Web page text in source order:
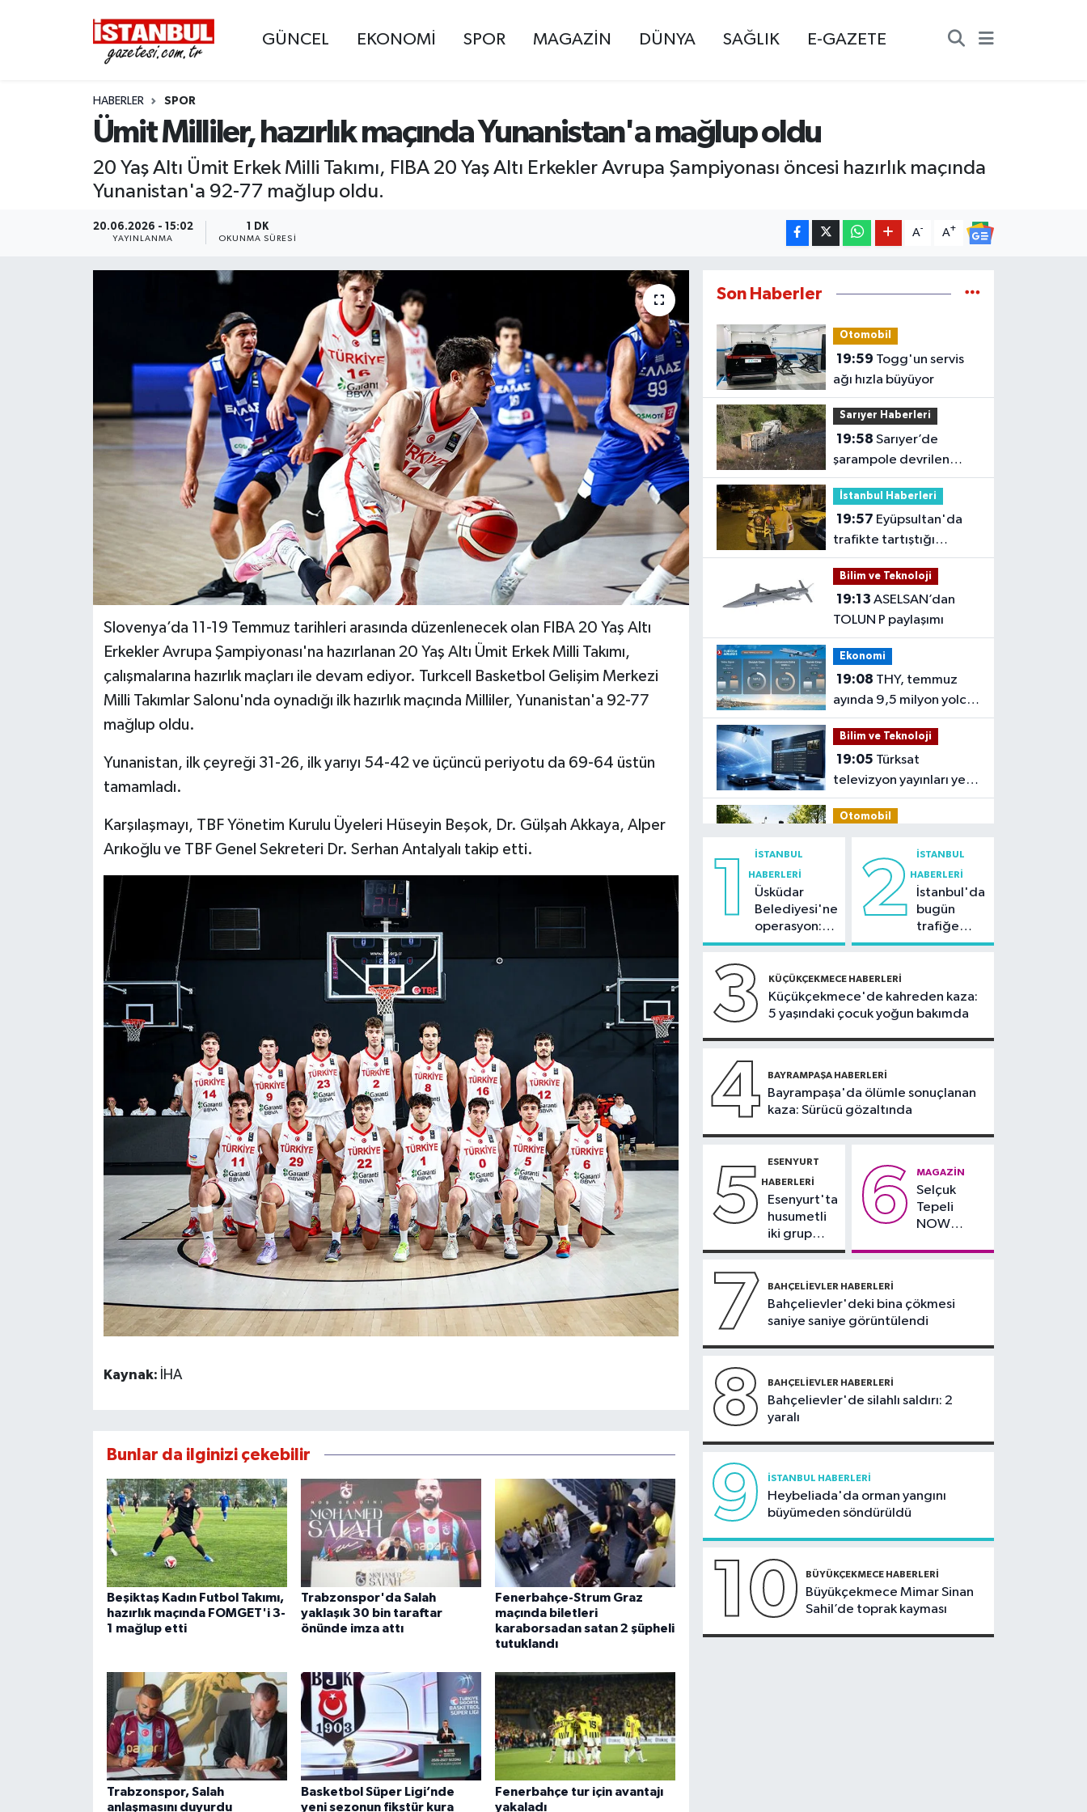
GÜNCEL EKONOMİ SPOR MAGAZİN DÜNYA SAĞLIK E-GAZETE
HABERLER SPOR
Ümit Milliler, hazırlık maçında Yunanistan'a mağlup oldu
20 Yaş Altı Ümit Erkek Milli Takımı, FIBA 20 Yaş Altı Erkekler Avrupa Şampiyonası öncesi hazırlık maçında
Yunanistan'a 92-77 mağlup oldu.
20.06.2026 - 15:02
YAYINLANMA
1 DK
OKUNMA SÜRESI
A- A+
Slovenya’da 11-19 Temmuz tarihleri arasında düzenlenecek olan FIBA 20 Yaş Altı
Erkekler Avrupa Şampiyonası'na hazırlanan 20 Yaş Altı Ümit Erkek Milli Takımı,
çalışmalarına hazırlık maçları ile devam ediyor. Turkcell Basketbol Gelişim Merkezi
Milli Takımlar Salonu'nda oynadığı ilk hazırlık maçında Milliler, Yunanistan'a 92-77
mağlup oldu.
Yunanistan, ilk çeyreği 31-26, ilk yarıyı 54-42 ve üçüncü periyotu da 69-64 üstün
tamamladı.
Karşılaşmayı, TBF Yönetim Kurulu Üyeleri Hüseyin Beşok, Dr. Gülşah Akkaya, Alper
Arıkoğlu ve TBF Genel Sekreteri Dr. Serhan Antalyalı takip etti.
Kaynak: İHA
Bunlar da ilginizi çekebilir
Beşiktaş Kadın Futbol Takımı,
hazırlık maçında FOMGET'i 3-
1 mağlup etti
Trabzonspor'da Salah
yaklaşık 30 bin taraftar
önünde imza attı
Fenerbahçe-Strum Graz
maçında biletleri
karaborsadan satan 2 şüpheli
tutuklandı
Trabzonspor, Salah
anlaşmasını duyurdu
Basketbol Süper Ligi’nde
yeni sezonun fikstür kura
Fenerbahçe tur için avantajı
yakaladı
Son Haberler
Otomobil
19:59
ağı hızla büyüyor
Sarıyer Haberleri
19:58
şarampole devrilen
hafriyat kamyonunun
şoförü yaralandı
İstanbul Haberleri
19:57
trafikte tartıştığı
sürücünün önünü kesip
tehdit eden saldırgana
180 bin lira ceza
Bilim ve Teknoloji
19:13
TOLUN P paylaşımı
Ekonomi
19:08
ayında 9,5 milyon yolcu
taşıdı
Bilim ve Teknoloji
19:05
televizyon yayınları yeni
nesil uydulara taşınıyor
Otomobil
deneyimi denize
taşınacak
Güncel
19:00'Çerçeve yasa'
teklifi komisyonda
Spor
18:59Hamza Yerlikaya:
2028 Olimpiyatları'nda
modern pentatlonda
edeceğiz
18:44Kireçburnu Sahili
Antalya plajlarını
aratmadı
1 İSTANBUL
HABERLERI
Üsküdar
Belediyesi'ne
operasyon:
Sinem
tutuklama
talebi
2 İSTANBUL
HABERLERI
İstanbul'da
bugün
trafiğe
dikkat:
bazı yollar
kapatılacak
3 KÜÇÜKÇEKMECE HABERLERI
Küçükçekmece'de kahreden kaza:
5 yaşındaki çocuk yoğun bakımda
4 BAYRAMPAŞA HABERLERI
Bayrampaşa'da ölümle sonuçlanan
kaza: Sürücü gözaltında
5 ESENYURT
HABERLERI
Esenyurt'ta
husumetli
iki grup
arasında
kavga
6 MAGAZIN
Selçuk
Tepeli
NOW
7 BAHÇELIEVLER HABERLERI
Bahçelievler'deki bina çökmesi
saniye saniye görüntülendi
8 BAHÇELIEVLER HABERLERI
Bahçelievler'de silahlı saldırı: 2
yaralı
9 İSTANBUL HABERLERI
Heybeliada'da orman yangını
büyümeden söndürüldü
10 BÜYÜKÇEKMECE HABERLERI
Büyükçekmece Mimar Sinan
Sahil’de toprak kayması
EKONOMİ
İSTANBUL
MAGAZİN
BİLİM VE TEKNOLOJİ
OTOMOBİL
KURUMSAL
Nöbetçi Eczaneler
Hava Durumu
Trafik Durumu
Süper Lig Puan Durumu ve Fikstür
Tüm Manşetler
Son Dakika Haberleri